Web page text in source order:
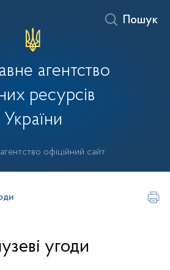
агентство
ресурсів
України
офіційний сайт
Пошук
угоди